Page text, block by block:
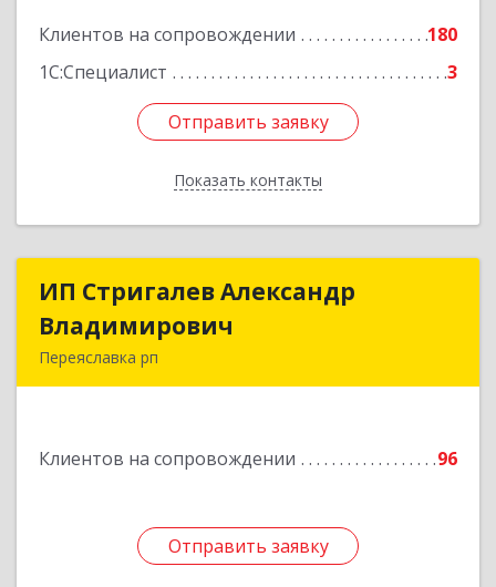
Клиентов на сопровождении
180
1С:Специалист
3
Отправить заявку
Показать контакты
Отправить заявку
Назад
ИП Стригалев Александр
Владимирович
Переяславка рп
Клиентов на сопровождении 96
Отправить заявку
ИП Стригалев Александр
Подробнее
Отправить заявку